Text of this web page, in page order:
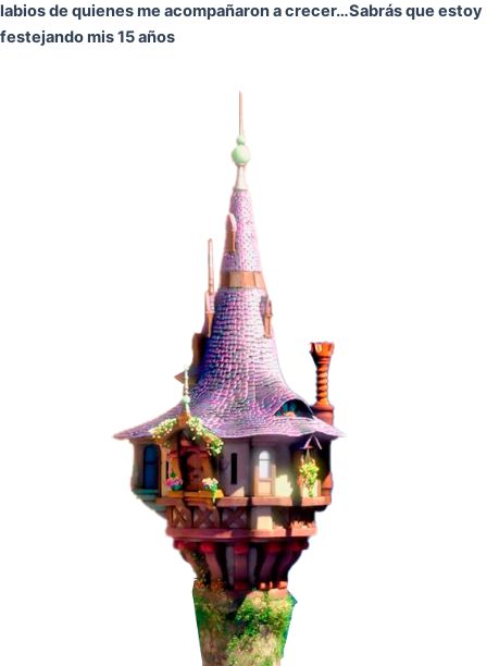
labios de quienes me acompañaron a crecer…Sabrás que estoy
festejando mis 15 años